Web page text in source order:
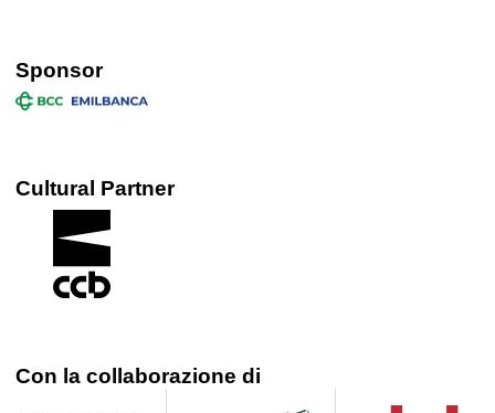
Sponsor
Cultural Partner
Con la collaborazione di